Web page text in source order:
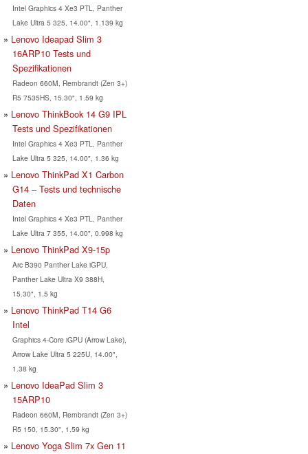
Intel Graphics 4 Xe3 PTL, Panther
Lake Ultra 5 325, 14.00", 1.139 kg
Lenovo Ideapad Slim 3
16ARP10 Tests und
Spezifikationen
Radeon 660M, Rembrandt (Zen 3+)
R5 7535HS, 15.30", 1.59 kg
Lenovo ThinkBook 14 G9 IPL
Tests und Spezifikationen
Intel Graphics 4 Xe3 PTL, Panther
Lake Ultra 5 325, 14.00", 1.36 kg
Lenovo ThinkPad X1 Carbon
G14 – Tests und technische
Daten
Intel Graphics 4 Xe3 PTL, Panther
Lake Ultra 7 355, 14.00", 0.998 kg
Lenovo ThinkPad X9-15p
Arc B390 Panther Lake iGPU,
Panther Lake Ultra X9 388H,
15.30", 1.5 kg
Lenovo ThinkPad T14 G6
Intel
Graphics 4-Core iGPU (Arrow Lake),
Arrow Lake Ultra 5 225U, 14.00",
1.38 kg
Lenovo IdeaPad Slim 3
15ARP10
Radeon 660M, Rembrandt (Zen 3+)
R5 150, 15.30", 1.59 kg
Lenovo Yoga Slim 7x Gen 11